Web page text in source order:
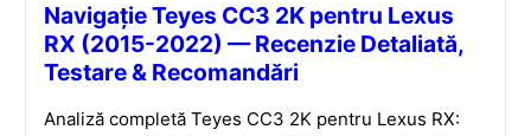
Navigație Teyes CC3 2K pentru Lexus
RX (2015-2022) — Recenzie Detaliată,
Testare & Recomandări
Analiză completă Teyes CC3 2K pentru Lexus RX: